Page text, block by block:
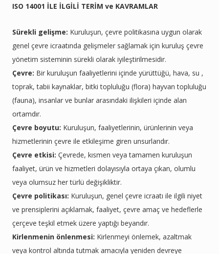
ISO 14001 İLE İLGİLİ TERİM ve KAVRAMLAR
Sürekli gelişme: Kuruluşun, çevre politikasına uygun olarak
genel çevre icraatında gelişmeler sağlamak için kuruluş çevre
yönetim sisteminin sürekli olarak iyileştirilmesidir.
Çevre: Bir kuruluşun faaliyetlerini içinde yürüttüğü, hava, su ,
toprak, tabii kaynaklar, bitki topluluğu (flora) hayvan topluluğu
(fauna), insanlar ve bunlar arasındaki ilişkileri içinde alan
ortamdır.
Çevre boyutu: Kuruluşun, faaliyetlerinin, ürünlerinin veya
hizmetlerinin çevre ile etkileşime giren unsurlarıdır.
Çevre etkisi: Çevrede, kısmen veya tamamen kuruluşun
faaliyet, ürün ve hizmetleri dolayısıyla ortaya çıkan, olumlu
veya olumsuz her türlü değişikliktir.
Çevre politikası: Kuruluşun, genel çevre icraatı ile ilgili niyet
ve prensiplerini açıklamak, faaliyet, çevre amaç ve hedeflerle
çerçeve teşkil etmek üzere yaptığı beyandır.
Kirlenmenin önlenmesi: Kirlenmeyi önlemek, azaltmak
veya kontrol altında tutmak amacıyla yeniden devreye